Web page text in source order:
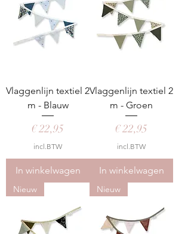
Vlaggenlijn textiel 2
m - Blauw
Prijs
€ 22,95
incl.BTW
In winkelwagen
Vlaggenlijn textiel 2
m - Groen
Prijs
€ 22,95
incl.BTW
In winkelwagen
Nieuw Nieuw